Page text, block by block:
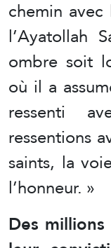
chemin
l’Ayatollah
ombre soit
où il a
ressenti
ressentions
saints, la
l’honneur. »
Des